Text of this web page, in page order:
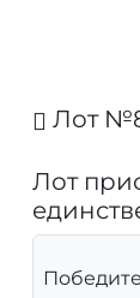
Лот
Лот